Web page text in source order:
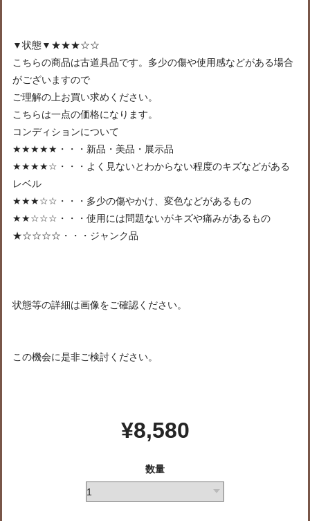
▼状態▼★★★☆☆
こちらの商品は古道具品です。多少の傷や使用感などがある場合
がございますので
ご理解の上お買い求めください。
こちらは一点の価格になります。
コンディションについて
★★★★★・・・新品・美品・展示品
★★★★☆・・・よく見ないとわからない程度のキズなどがある
レベル
★★★☆☆・・・多少の傷やかけ、変色などがあるもの
★★☆☆☆・・・使用には問題ないがキズや痛みがあるもの
★☆☆☆☆・・・ジャンク品
状態等の詳細は画像をご確認ください。
この機会に是非ご検討ください。
¥8,580
数量